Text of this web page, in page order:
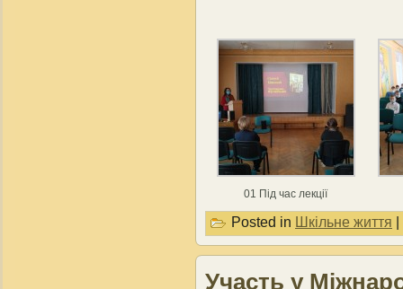
01 Під час лекції
Posted in Шкільне життя |
Участь у